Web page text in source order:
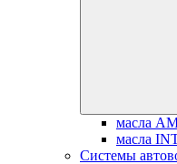
масла
масла
Системы